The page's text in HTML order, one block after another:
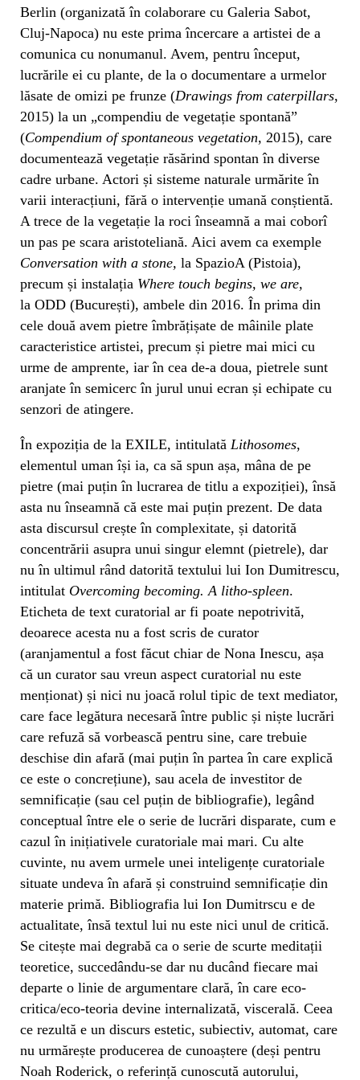
Berlin (organizată în colaborare cu Galeria Sabot,
Cluj-Napoca) nu este prima încercare a artistei de a
comunica cu nonumanul. Avem, pentru început,
lucrările ei cu plante, de la o documentare a urmelor
lăsate de omizi pe frunze (Drawings from caterpillars,
2015) la un „compendiu de vegetație spontană”
(Compendium of spontaneous vegetation, 2015), care
documentează vegetație răsărind spontan în diverse
cadre urbane. Actori și sisteme naturale urmărite în
varii interacțiuni, fără o intervenție umană conștientă.
A trece de la vegetație la roci înseamnă a mai coborî
un pas pe scara aristoteliană. Aici avem ca exemple
Conversation with a stone, la SpazioA (Pistoia),
precum și instalația Where touch begins, we are,
la ODD (București), ambele din 2016. În prima din
cele două avem pietre îmbrățișate de mâinile plate
caracteristice artistei, precum și pietre mai mici cu
urme de amprente, iar în cea de-a doua, pietrele sunt
aranjate în semicerc în jurul unui ecran și echipate cu
senzori de atingere.
În expoziția de la EXILE, intitulată Lithosomes,
elementul uman își ia, ca să spun așa, mâna de pe
pietre (mai puțin în lucrarea de titlu a expoziției), însă
asta nu înseamnă că este mai puțin prezent. De data
asta discursul crește în complexitate, și datorită
concentrării asupra unui singur elemnt (pietrele), dar
nu în ultimul rând datorită textului lui Ion Dumitrescu,
intitulat Overcoming becoming. A litho-spleen.
Eticheta de text curatorial ar fi poate nepotrivită,
deoarece acesta nu a fost scris de curator
(aranjamentul a fost făcut chiar de Nona Inescu, așa
că un curator sau vreun aspect curatorial nu este
menționat) și nici nu joacă rolul tipic de text mediator,
care face legătura necesară între public și niște lucrări
care refuză să vorbească pentru sine, care trebuie
deschise din afară (mai puțin în partea în care explică
ce este o concrețiune), sau acela de investitor de
semnificație (sau cel puțin de bibliografie), legând
conceptual între ele o serie de lucrări disparate, cum e
cazul în inițiativele curatoriale mai mari. Cu alte
cuvinte, nu avem urmele unei inteligențe curatoriale
situate undeva în afară și construind semnificație din
materie primă. Bibliografia lui Ion Dumitrscu e de
actualitate, însă textul lui nu este nici unul de critică.
Se citește mai degrabă ca o serie de scurte meditații
teoretice, succedându-se dar nu ducând fiecare mai
departe o linie de argumentare clară, în care eco-
critica/eco-teoria devine internalizată, viscerală. Ceea
ce rezultă e un discurs estetic, subiectiv, automat, care
nu urmărește producerea de cunoaștere (deși pentru
Noah Roderick, o referință cunoscută autorului,